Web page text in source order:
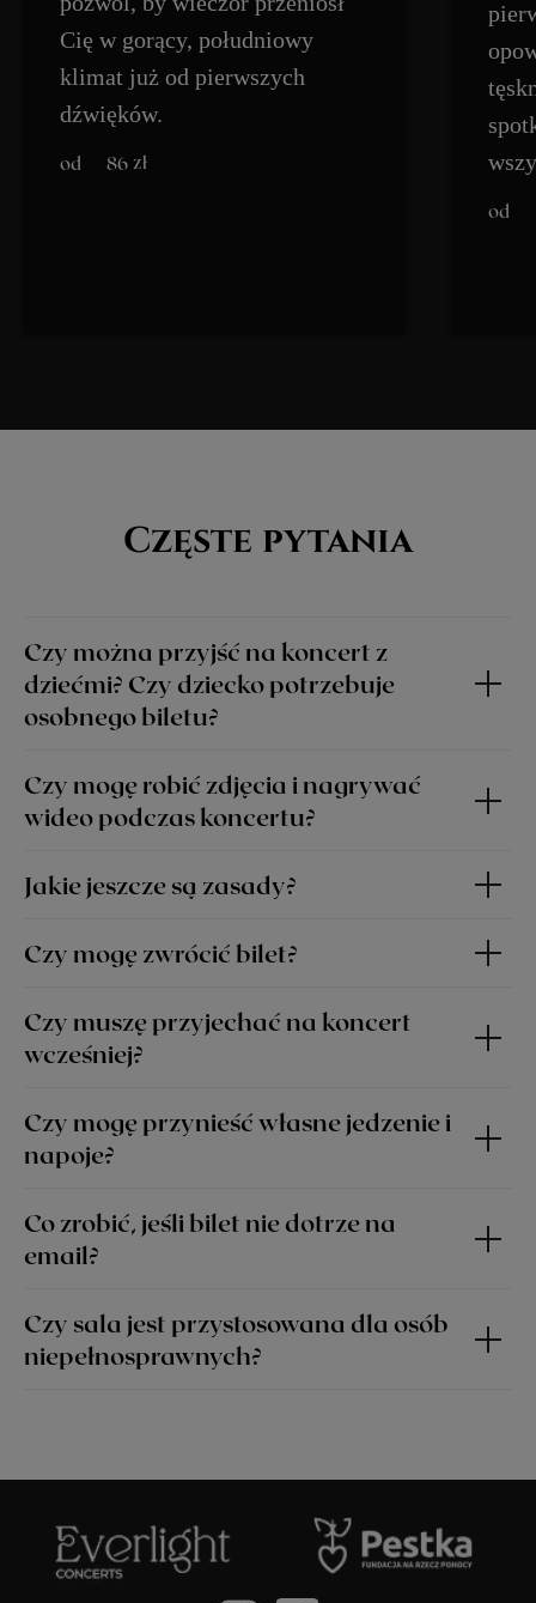
Cię w gorący, południowy
klimat już od pierwszych
dźwięków.
86 zł
Częste pytania
Czy można przyjść na koncert z
dziećmi? Czy dziecko potrzebuje
osobnego biletu?
Czy mogę robić zdjęcia i nagrywać
wideo podczas koncertu?
Jakie jeszcze są zasady?
Czy mogę zwrócić bilet?
Czy muszę przyjechać na koncert
wcześniej?
Czy mogę przynieść własne jedzenie i
napoje?
Co zrobić, jeśli bilet nie dotrze na
email?
Czy sala jest przystosowana dla osób
niepełnosprawnych?
pestka